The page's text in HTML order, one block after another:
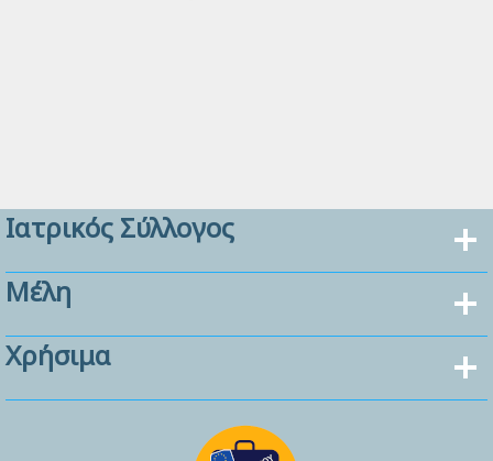
Ιατρικός Σύλλογος
Μέλη
Χρήσιμα